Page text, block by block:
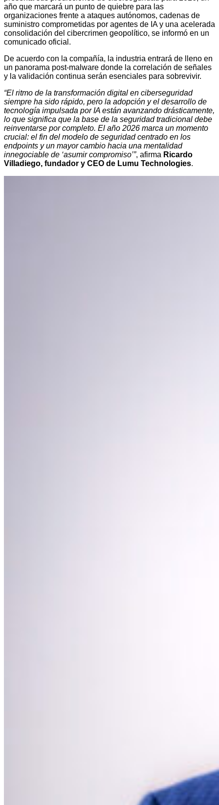
año que marcará un punto de quiebre para las
organizaciones frente a ataques autónomos, cadenas de
suministro comprometidas por agentes de IA y una acelerada
consolidación del cibercrimen geopolítico, se informó en un
comunicado oficial.
De acuerdo con la compañía, la industria entrará de lleno en
un panorama post-malware donde la correlación de señales
y la validación continua serán esenciales para sobrevivir.
“El ritmo de la transformación digital en ciberseguridad
siempre ha sido rápido, pero la adopción y el desarrollo de
tecnología impulsada por IA están avanzando drásticamente,
lo que significa que la base de la seguridad tradicional debe
reinventarse por completo. El año 2026 marca un momento
crucial: el fin del modelo de seguridad centrado en los
endpoints y un mayor cambio hacia una mentalidad
innegociable de ‘asumir compromiso’”, afirma Ricardo
Villadiego, fundador y CEO de Lumu Technologies.